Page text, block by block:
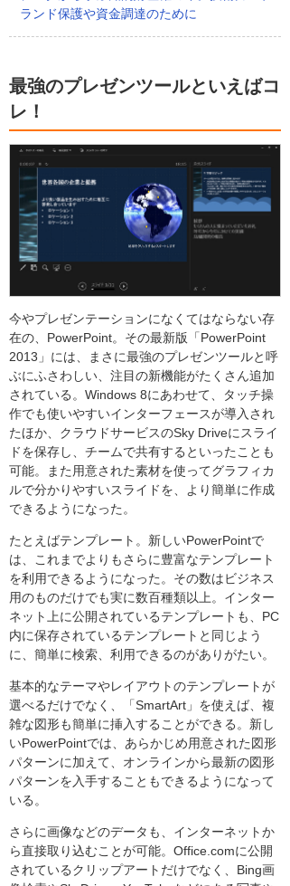
ランド保護や資金調達のために
最強のプレゼンツールといえばコ
レ！
今やプレゼンテーションになくてはならない存
在の、PowerPoint。その最新版「PowerPoint
2013」には、まさに最強のプレゼンツールと呼
ぶにふさわしい、注目の新機能がたくさん追加
されている。Windows 8にあわせて、タッチ操
作でも使いやすいインターフェースが導入され
たほか、クラウドサービスのSky Driveにスライ
ドを保存し、チームで共有するといったことも
可能。また用意された素材を使ってグラフィカ
ルで分かりやすいスライドを、より簡単に作成
できるようになった。
たとえばテンプレート。新しいPowerPointで
は、これまでよりもさらに豊富なテンプレート
を利用できるようになった。その数はビジネス
用のものだけでも実に数百種類以上。インター
ネット上に公開されているテンプレートも、PC
内に保存されているテンプレートと同じよう
に、簡単に検索、利用できるのがありがたい。
基本的なテーマやレイアウトのテンプレートが
選べるだけでなく、「SmartArt」を使えば、複
雑な図形も簡単に挿入することができる。新し
いPowerPointでは、あらかじめ用意された図形
パターンに加えて、オンラインから最新の図形
パターンを入手することもできるようになって
いる。
さらに画像などのデータも、インターネットか
ら直接取り込むことが可能。Office.comに公開
されているクリップアートだけでなく、Bing画